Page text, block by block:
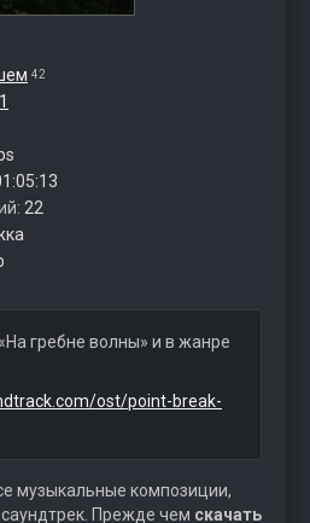
42
22
гребне волны» и в жанре
ost/point-break-
музыкальные композиции,
Прежде чем скачать